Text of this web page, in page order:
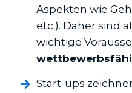
Aspekten wie
etc.). Daher sind
wichtige
Start-ups